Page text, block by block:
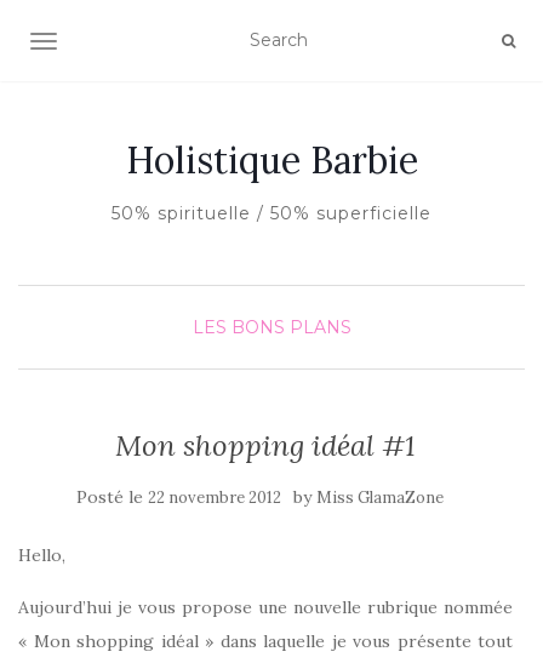
AFFICHER/MASQUER LA NAVIGATION
Holistique Barbie
50% spirituelle / 50% superficielle
LES BONS PLANS
Mon shopping idéal #1
Posté le 22 novembre 2012 by Miss GlamaZone
Hello,
Aujourd’hui je vous propose une nouvelle rubrique nommée
« Mon shopping idéal » dans laquelle je vous présente tout